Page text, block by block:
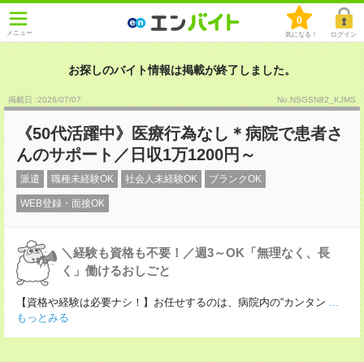
メニュー
0
気になる！ ログイン
お探しのバイト情報は掲載が終了しました。
掲載日 :2026/07/07 No.NSGSN82_KJMS
《50代活躍中》医療行為なし＊病院で患者さ
んのサポート／日収1万1200円～
派遣 職種未経験OK 社会人未経験OK ブランクOK
WEB登録・面接OK
＼経験も資格も不要！／週3～OK「無理なく、長
く」働けるおしごと
【資格や経験は必要ナシ！】お任せするのは、病院内の“カンタン ...
もっとみる